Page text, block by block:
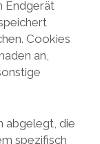
Endgerät
Cookies
an,
abgelegt, die
spezifisch